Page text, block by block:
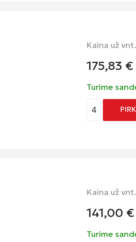
Kaina už vnt.
175,83 €
Turime
4
Kaina už vnt.
141,00 €
Turime